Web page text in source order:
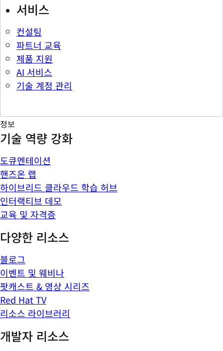
서비스
컨설팅
파트너 교육
제품 지원
AI 서비스
기술 계정 관리
정보
기술 역량 강화
도큐멘테이션
핸즈온 랩
하이브리드 클라우드 학습 허브
인터랙티브 데모
교육 및 자격증
다양한 리소스
블로그
이벤트 및 웨비나
팟캐스트 & 영상 시리즈
Red Hat TV
리소스 라이브러리
개발자 리소스